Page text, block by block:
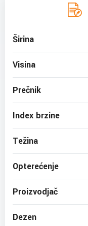
Širina
Visina
Prečnik
Index brzine
Težina
Opterećenje
Proizvodjač
Dezen